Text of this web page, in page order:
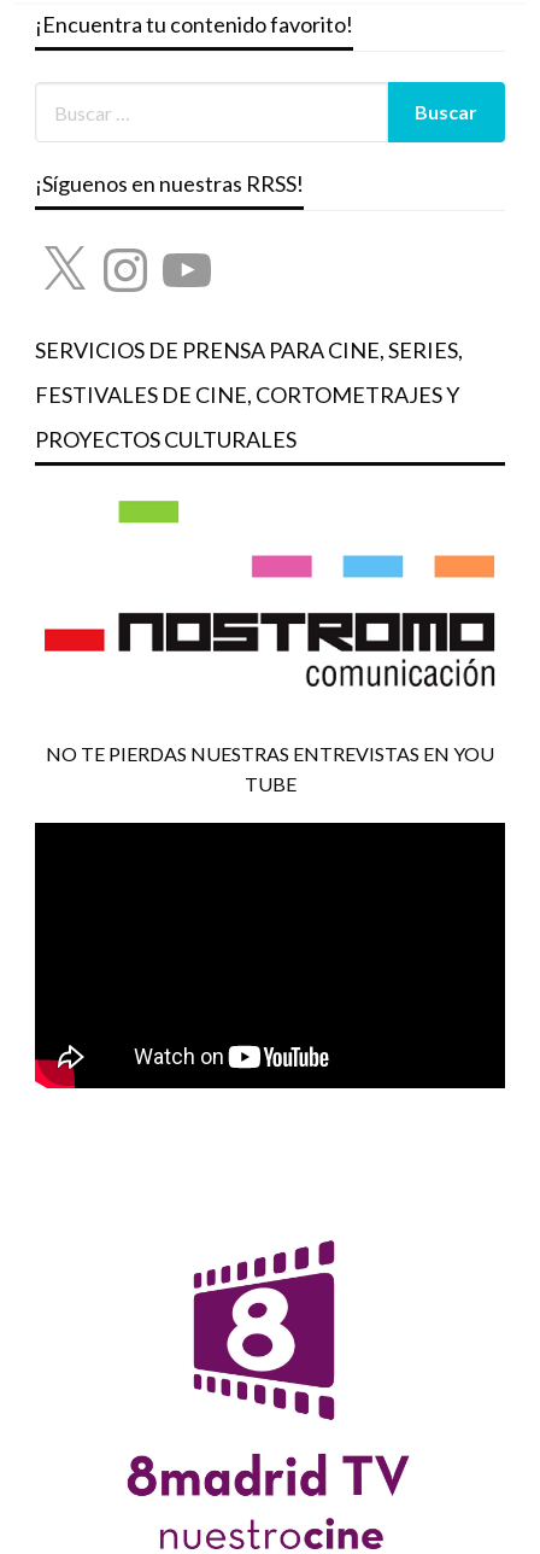
¡Encuentra tu contenido favorito!
¡Síguenos en nuestras RRSS!
X InstagramYouTube
SERVICIOS DE PRENSA PARA CINE, SERIES,
FESTIVALES DE CINE, CORTOMETRAJES Y
PROYECTOS CULTURALES
NO TE PIERDAS NUESTRAS ENTREVISTAS EN YOU
TUBE